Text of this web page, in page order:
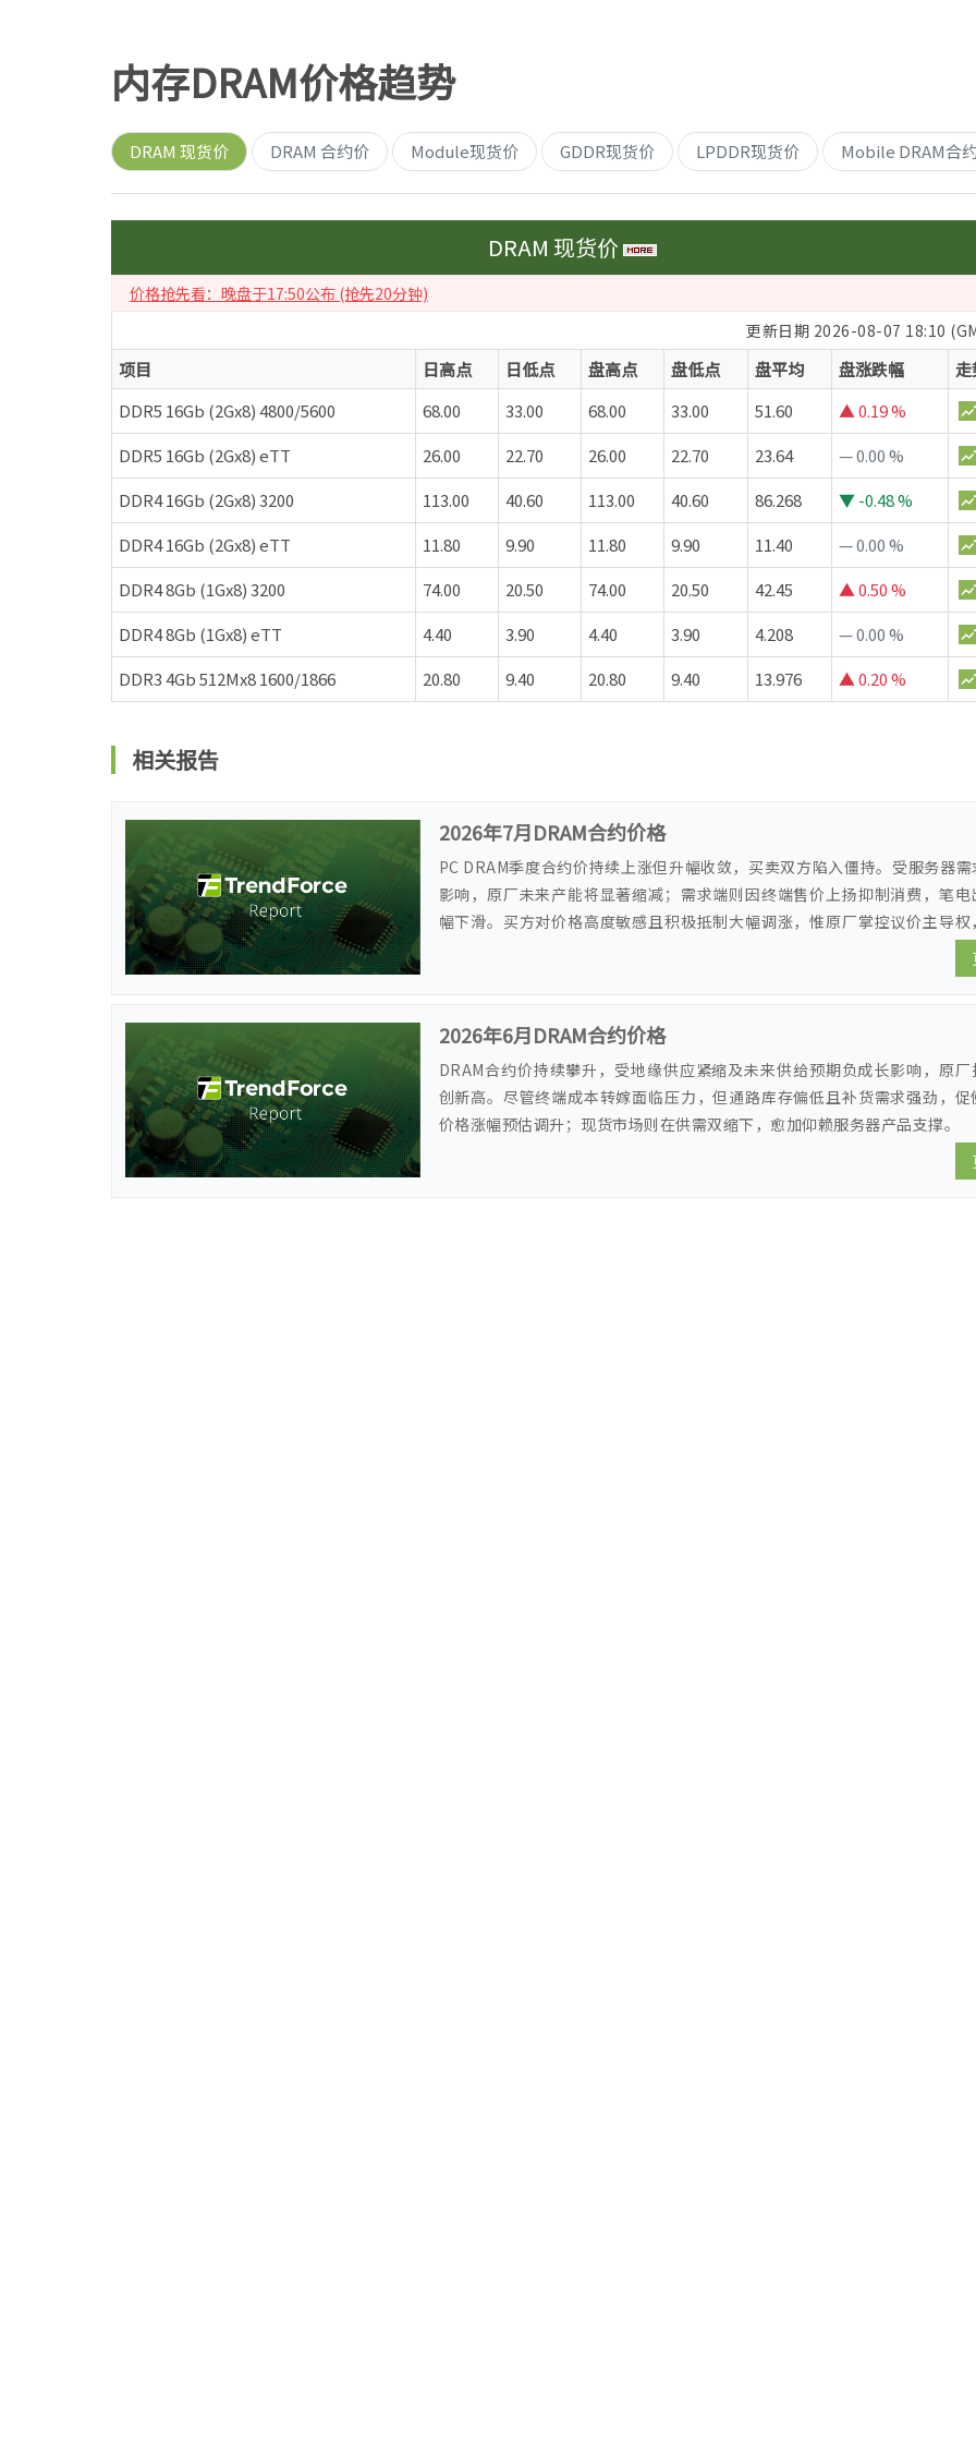
内存DRAM价格趋势
DRAM 现货价 DRAM 合约价 Module现货价 GDDR现货价 LPDDR现货价 Mobile DRAM合
DRAM 现货价
价格抢先看：晚盘于17:50公布 (抢先20分钟)
更新日期 2026-08-07 18:10
项目 日高点 日低点 盘高点 盘低点 盘平均 盘涨跌幅
DDR5 16Gb (2Gx8) 4800/5600
68.00 33.00 68.00 33.00 51.60 ▲0.19 %
DDR5 16Gb (2Gx8) eTT
26.00 22.70 26.00 22.70 23.64 —0.00 %
DDR4 16Gb (2Gx8) 3200
113.00 40.60 113.00 40.60 86.268 ▼-0.48 %
DDR4 16Gb (2Gx8) eTT
11.80 9.90 11.80 9.90 11.40 —0.00 %
DDR4 8Gb (1Gx8) 3200
74.00 20.50 74.00 20.50 42.45 ▲0.50 %
DDR4 8Gb (1Gx8) eTT
4.40 3.90 4.40 3.90 4.208 —0.00 %
DDR3 4Gb 512Mx8 1600/1866
20.80 9.40 20.80 9.40 13.976 ▲0.20 %
相关报告
2026年7月DRAM合约价格
PC DRAM季度合约价持续上涨但升幅收敛，买卖双方陷入僵持。受服务器
影响，原厂未来产能将显著缩减；需求端则因终端售价上扬抑制消费，笔电
幅下滑。买方对价格高度敏感且积极抵制大幅调涨，惟原厂掌控议价主导权
2026年6月DRAM合约价格
DRAM合约价持续攀升，受地缘供应紧缩及未来供给预期负成长影响，原厂
创新高。尽管终端成本转嫁面临压力，但通路库存偏低且补货需求强劲，促
价格涨幅预估调升；现货市场则在供需双缩下，愈加仰赖服务器产品支撑。